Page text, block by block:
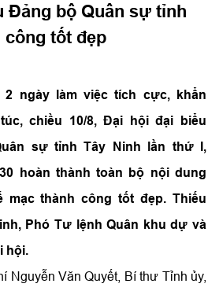
Đảng bộ Quân sự tỉnh
công tốt đẹp
2 ngày làm việc tích cực, khẩn
chiều 10/8, Đại hội đại biểu
sự tỉnh Tây Ninh lần thứ I,
hoàn thành toàn bộ nội dung
thành công tốt đẹp. Thiếu
Phó Tư lệnh Quân khu dự và
hội.
Nguyễn Văn Quyết, Bí thư Tỉnh ủy,